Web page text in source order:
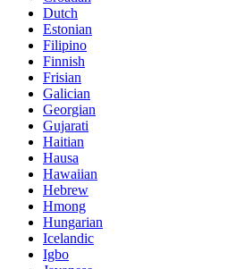
Dutch
Estonian
Filipino
Finnish
Frisian
Galician
Georgian
Gujarati
Haitian
Hausa
Hawaiian
Hebrew
Hmong
Hungarian
Icelandic
Igbo